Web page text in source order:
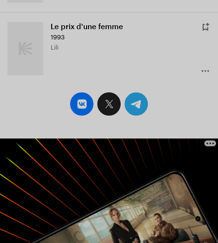
Le prix d'une femme
1993
Lili